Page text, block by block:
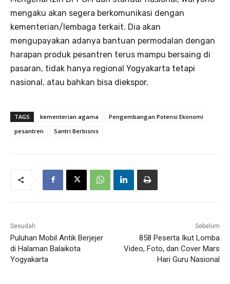
mengaku akan segera berkomunikasi dengan
kementerian/lembaga terkait. Dia akan
mengupayakan adanya bantuan permodalan dengan
harapan produk pesantren terus mampu bersaing di
pasaran, tidak hanya regional Yogyakarta tetapi
nasional, atau bahkan bisa diekspor.
TAGS kementerian agama
Pengembangan Potensi Ekonomi
pesantren
Santri Berbisnis
Sesudah
Puluhan Mobil Antik Berjejer
di Halaman Balaikota
Yogyakarta
Sebelum
858 Peserta Ikut Lomba
Video, Foto, dan Cover Mars
Hari Guru Nasional